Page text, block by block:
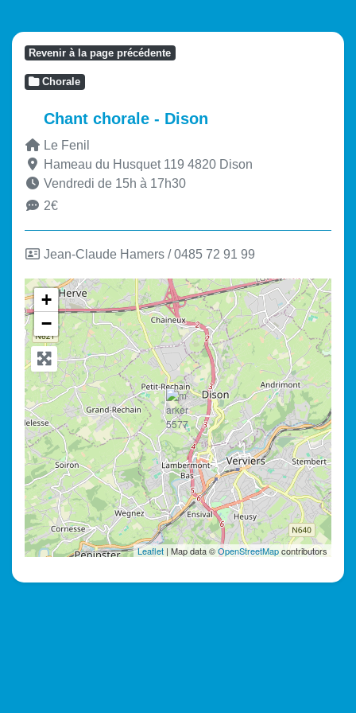
Revenir à la page précédente
Chorale
Chant chorale - Dison
Le Fenil
Hameau du Husquet 119 4820 Dison
Vendredi de 15h à 17h30
2€
Jean-Claude Hamers / 0485 72 91 99
+
−
Leaflet | Map data ©OpenStreetMapcontributors